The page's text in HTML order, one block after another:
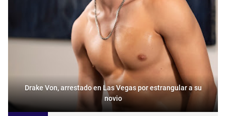
Drake Von, arrestado en Las Vegas por estrangular a su
novio